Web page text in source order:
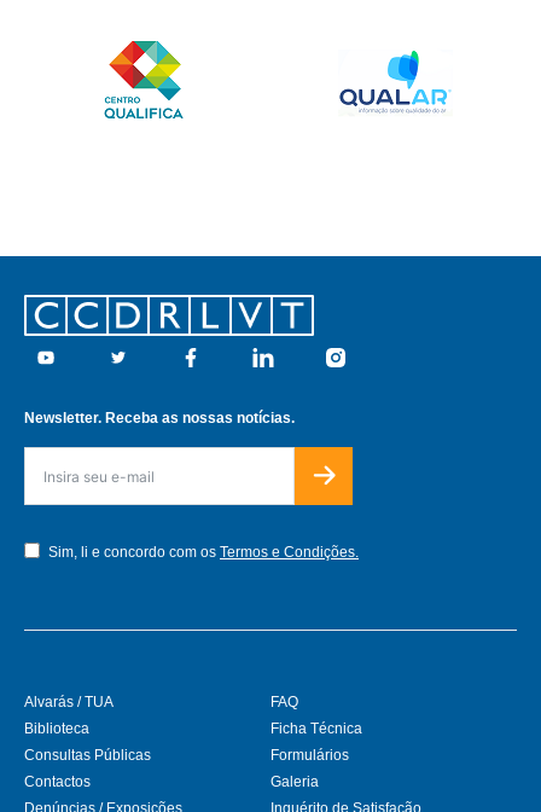
Footer
Youtube Twitter Facebook Linkedin Instagram
Newsletter. Receba as nossas notícias.
Sim, li e concordo com os Termos e Condições.
Alvarás / TUA
Biblioteca
Consultas Públicas
Contactos
Denúncias / Exposições
FAQ
Ficha Técnica
Formulários
Galeria
Inquérito de Satisfação